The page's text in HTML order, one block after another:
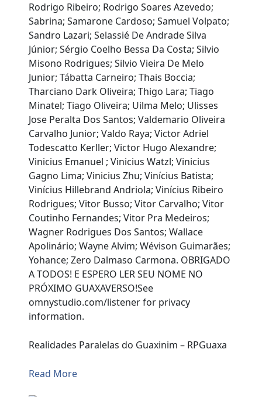
Rodrigo Ribeiro; Rodrigo Soares Azevedo;
Sabrina; Samarone Cardoso; Samuel Volpato;
Sandro Lazari; Selassié De Andrade Silva
Júnior; Sérgio Coelho Bessa Da Costa; Silvio
Misono Rodrigues; Silvio Vieira De Melo
Junior; Tábatta Carneiro; Thais Boccia;
Tharciano Dark Oliveira; Thigo Lara; Tiago
Minatel; Tiago Oliveira; Uilma Melo; Ulisses
Jose Peralta Dos Santos; Valdemario Oliveira
Carvalho Junior; Valdo Raya; Victor Adriel
Todescatto Kerller; Victor Hugo Alexandre;
Vinicius Emanuel ; Vinicius Watzl; Vinicius
Gagno Lima; Vinicius Zhu; Vinícius Batista;
Vinícius Hillebrand Andriola; Vinícius Ribeiro
Rodrigues; Vitor Busso; Vitor Carvalho; Vitor
Coutinho Fernandes; Vitor Pra Medeiros;
Wagner Rodrigues Dos Santos; Wallace
Apolinário; Wayne Alvim; Wévison Guimarães;
Yohance; Zero Dalmaso Carmona. OBRIGADO
A TODOS! E ESPERO LER SEU NOME NO
PRÓXIMO GUAXAVERSO!See
omnystudio.com/listener for privacy
information.
Realidades Paralelas do Guaxinim – RPGuaxa
Read More